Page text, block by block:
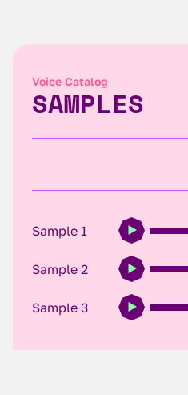
Voice Catalog
SAMPLES
Sample 1
Sample 2
Sample 3